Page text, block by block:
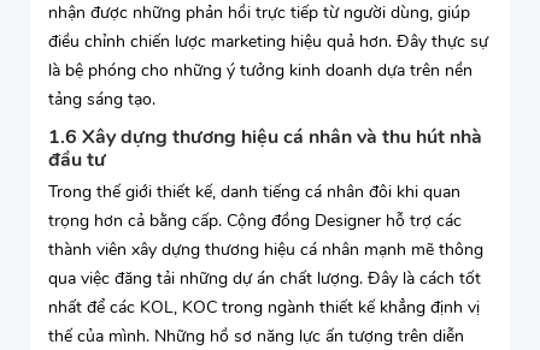
nhận được những phản hồi trực tiếp từ người dùng, giúp
điều chỉnh chiến lược marketing hiệu quả hơn. Đây thực sự
là bệ phóng cho những ý tưởng kinh doanh dựa trên nền
tảng sáng tạo.
1.6 Xây dựng thương hiệu cá nhân và thu hút nhà
đầu tư
Trong thế giới thiết kế, danh tiếng cá nhân đôi khi quan
trọng hơn cả bằng cấp. Cộng đồng Designer hỗ trợ các
thành viên xây dựng thương hiệu cá nhân mạnh mẽ thông
qua việc đăng tải những dự án chất lượng. Đây là cách tốt
nhất để các KOL, KOC trong ngành thiết kế khẳng định vị
thế của mình. Những hồ sơ năng lực ấn tượng trên diễn